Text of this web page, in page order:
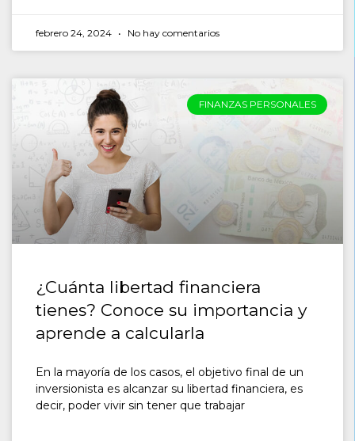
febrero 24, 2024 No hay comentarios
FINANZAS PERSONALES
¿Cuánta libertad financiera
tienes? Conoce su importancia y
aprende a calcularla
En la mayoría de los casos, el objetivo final de un
inversionista es alcanzar su libertad financiera, es
decir, poder vivir sin tener que trabajar